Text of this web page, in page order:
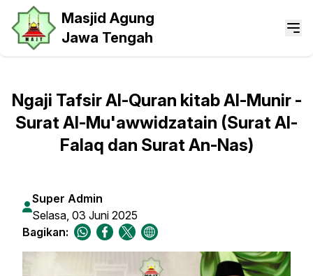
Masjid Agung
Jawa Tengah
Ngaji Tafsir Al-Quran kitab Al-Munir -
Surat Al-Mu'awwidzatain (Surat Al-
Falaq dan Surat An-Nas)
Super Admin
Selasa, 03 Juni 2025
Bagikan: